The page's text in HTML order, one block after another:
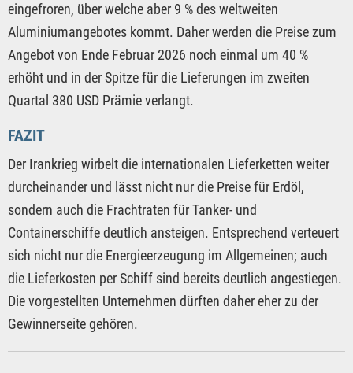
eingefroren, über welche aber 9 % des weltweiten
Aluminiumangebotes kommt. Daher werden die Preise zum
Angebot von Ende Februar 2026 noch einmal um 40 %
erhöht und in der Spitze für die Lieferungen im zweiten
Quartal 380 USD Prämie verlangt.
FAZIT
Der Irankrieg wirbelt die internationalen Lieferketten weiter
durcheinander und lässt nicht nur die Preise für Erdöl,
sondern auch die Frachtraten für Tanker- und
Containerschiffe deutlich ansteigen. Entsprechend verteuert
sich nicht nur die Energieerzeugung im Allgemeinen; auch
die Lieferkosten per Schiff sind bereits deutlich angestiegen.
Die vorgestellten Unternehmen dürften daher eher zu der
Gewinnerseite gehören.